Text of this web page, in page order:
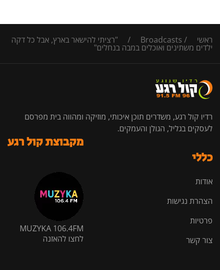
ראשי /
Broadcasts
/ "רציתי להישאר בארץ, אבל כל דקה
ילדים משתינים ואוכלים במבה בנחלים"
רדיו קול רגע, משדרים תוכן איכותי, מוזיקה ומהווה בית מפרסם
לעסקים בגליל, הגולן והעמקים.
כללי
אודות
הצהרת נגישות
פרטיות
צור קשר
מקבוצת קול רגע
MUZYKA 106.4FM
לחצו להאזנה